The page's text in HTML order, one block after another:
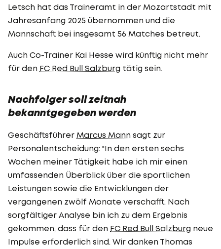
Letsch hat das Traineramt in der Mozartstadt mit
Jahresanfang 2025 übernommen und die
Mannschaft bei insgesamt 56 Matches betreut.
Auch Co-Trainer Kai Hesse wird künftig nicht mehr
für den FC Red Bull Salzburg tätig sein.
Nachfolger soll zeitnah
bekanntgegeben werden
Geschäftsführer Marcus Mann sagt zur
Personalentscheidung: "In den ersten sechs
Wochen meiner Tätigkeit habe ich mir einen
umfassenden Überblick über die sportlichen
Leistungen sowie die Entwicklungen der
vergangenen zwölf Monate verschafft. Nach
sorgfältiger Analyse bin ich zu dem Ergebnis
gekommen, dass für den FC Red Bull Salzburg neue
Impulse erforderlich sind. Wir danken Thomas